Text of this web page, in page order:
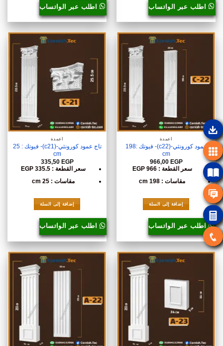
اطلب عبر الواتساب اطلب عبر الواتساب
أعمدة
عمود كورونثي-(c22)- فيوتك :198
cm
966,00 EGP
سعر القطعة : 966 EGP
مقاسات : 198 cm
إضافة إلى السلة
اطلب عبر الواتساب
أعمدة
تاج عمود كورونثي-(c21)- فيوتك : 25
cm
335,50 EGP
سعر القطعة : 335.5 EGP
مقاسات : 25 cm
إضافة إلى السلة
اطلب عبر الواتساب